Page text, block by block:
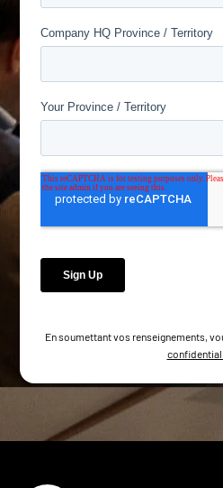
En soumettant vos renseignements,